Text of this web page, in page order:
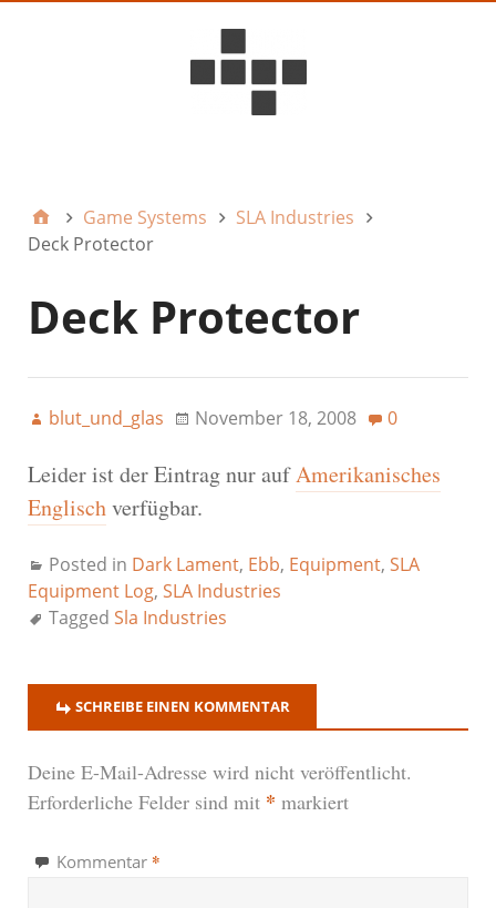
Game Systems
SLA Industries
Deck Protector
Deck Protector
blut_und_glas November 18, 2008 0
Leider ist der Eintrag nur aufAmerikanisches
Englischverfügbar.
Posted in Dark Lament, Ebb, Equipment, SLA
Equipment Log, SLA Industries
Tagged Sla Industries
SCHREIBE EINEN KOMMENTAR
Deine E-Mail-Adresse wird nicht veröffentlicht.
Erforderliche Felder sind mit * markiert
Kommentar *